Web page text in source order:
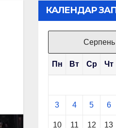
КАЛЕНДАР
Пн Вт Ср Чт
3 4 5 6
10 11 12 13